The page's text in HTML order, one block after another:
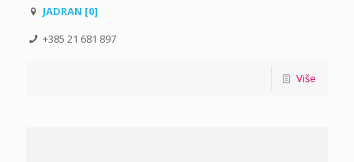
JADRAN [0]
+385 21 681 897
Više